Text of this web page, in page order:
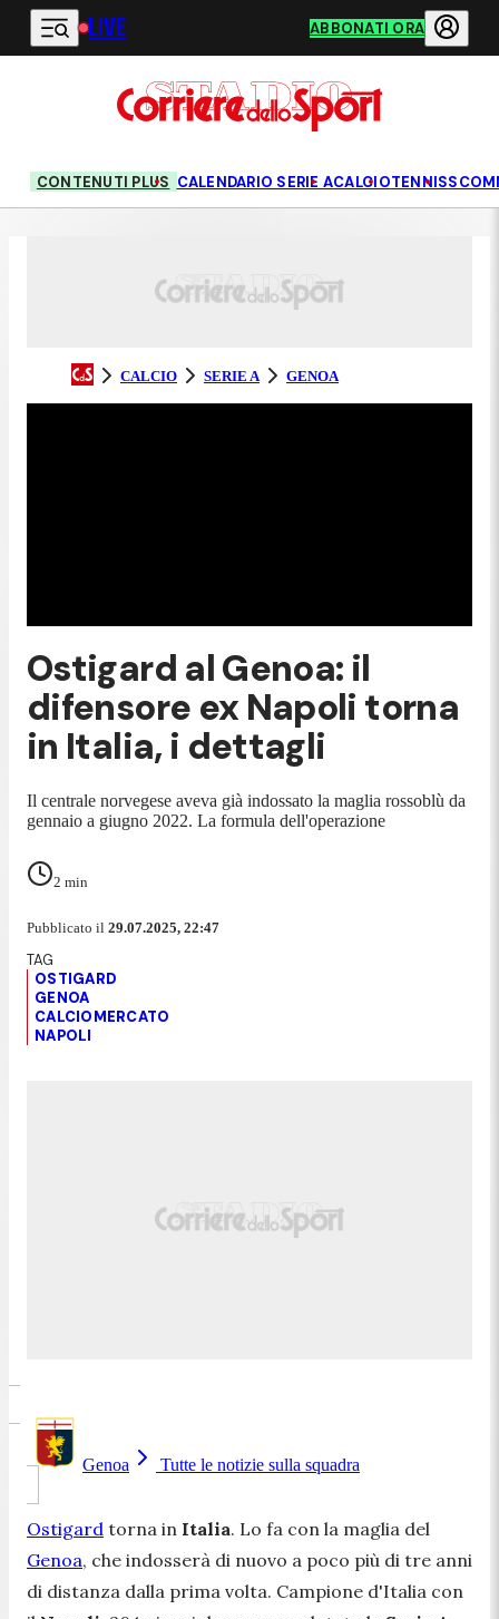
Vai al contenuto principale
LIVE ABBONATI ORA
CONTENUTI PLUS CALENDARIO SERIE ACALCIOTENNIS
CALCIO SERIE A GENOA
Ostigard al Genoa: il
difensore ex Napoli torna
in Italia, i dettagli
Il centrale norvegese aveva già indossato la maglia rossoblù da
gennaio a giugno 2022. La formula dell'operazione
2 min
Pubblicato il 29.07.2025, 22:47
OSTIGARD
GENOA
CALCIOMERCATO
NAPOLI
Genoa Tutte le notizie sulla squadra
Ostigard torna in Italia. Lo fa con la maglia del
Genoa, che indosserà di nuovo a poco più di tre anni
di distanza dalla prima volta. Campione d'Italia con